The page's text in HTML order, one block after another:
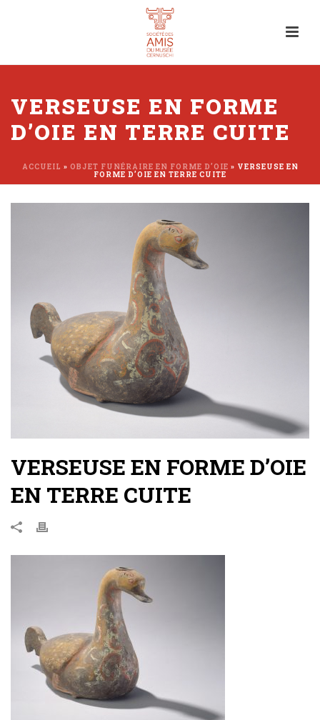
VERSEUSE EN FORME
D’OIE EN TERRE CUITE
ACCUEIL » OBJET FUNÉRAIRE EN FORME D’OIE » VERSEUSE EN
FORME D’OIE EN TERRE CUITE
VERSEUSE EN FORME D’OIE
EN TERRE CUITE